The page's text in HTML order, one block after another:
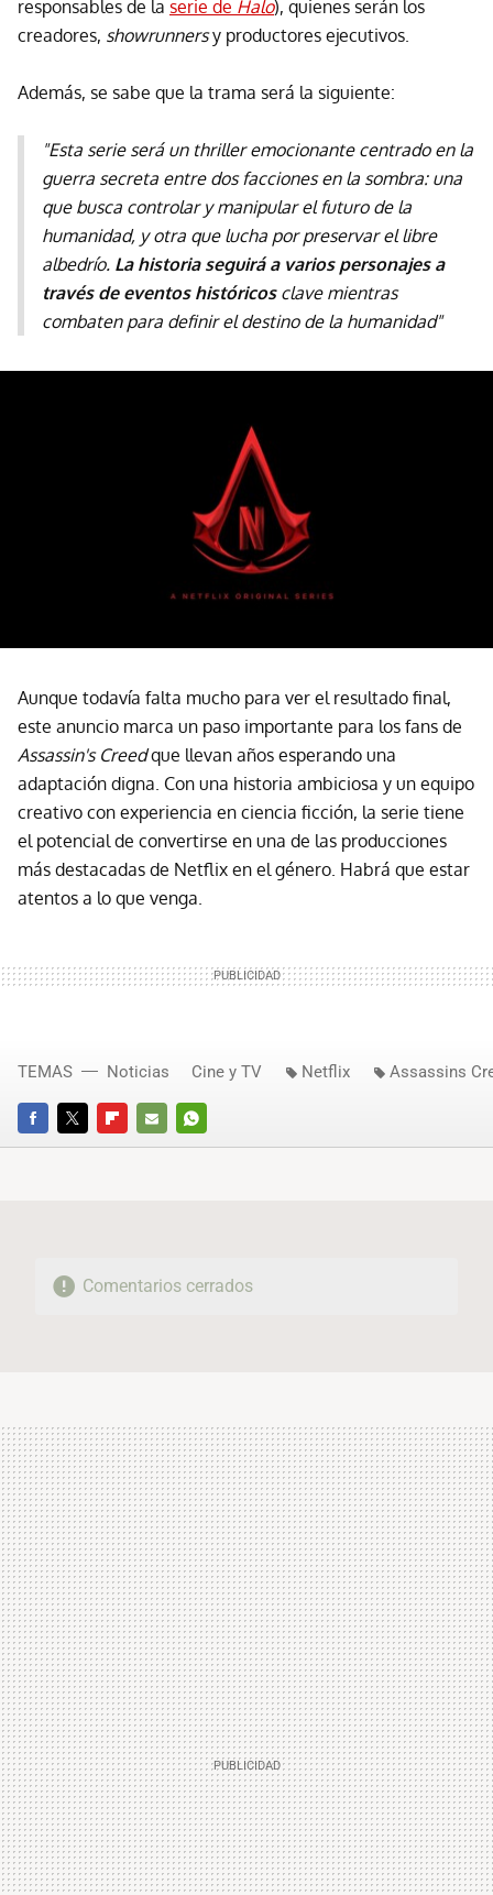
responsables de la serie de Halo), quienes serán los
creadores, showrunnersy productores ejecutivos.
Además, se sabe que la trama será la siguiente:
"Esta serie será un thriller emocionante centrado en la
guerra secreta entre dos facciones en la sombra: una
que busca controlar y manipular el futuro de la
humanidad, y otra que lucha por preservar el libre
albedrío. La historia seguirá a varios personajes a
través de eventos históricosclave mientras
combaten para definir el destino de la humanidad"
Aunque todavía falta mucho para ver el resultado final,
este anuncio marca un paso importante para los fans de
Assassin's Creedque llevan años esperando una
adaptación digna. Con una historia ambiciosa y un equipo
creativo con experiencia en ciencia ficción, la serie tiene
el potencial de convertirse en una de las producciones
más destacadas de Netflix en el género. Habrá que estar
atentos a lo que venga.
FACEBOOKTWITTERFLIPBOARD
E-
WHATSAPP
TEMAS Noticias Cine y TV Netflix Assassins
Comentarios cerrados